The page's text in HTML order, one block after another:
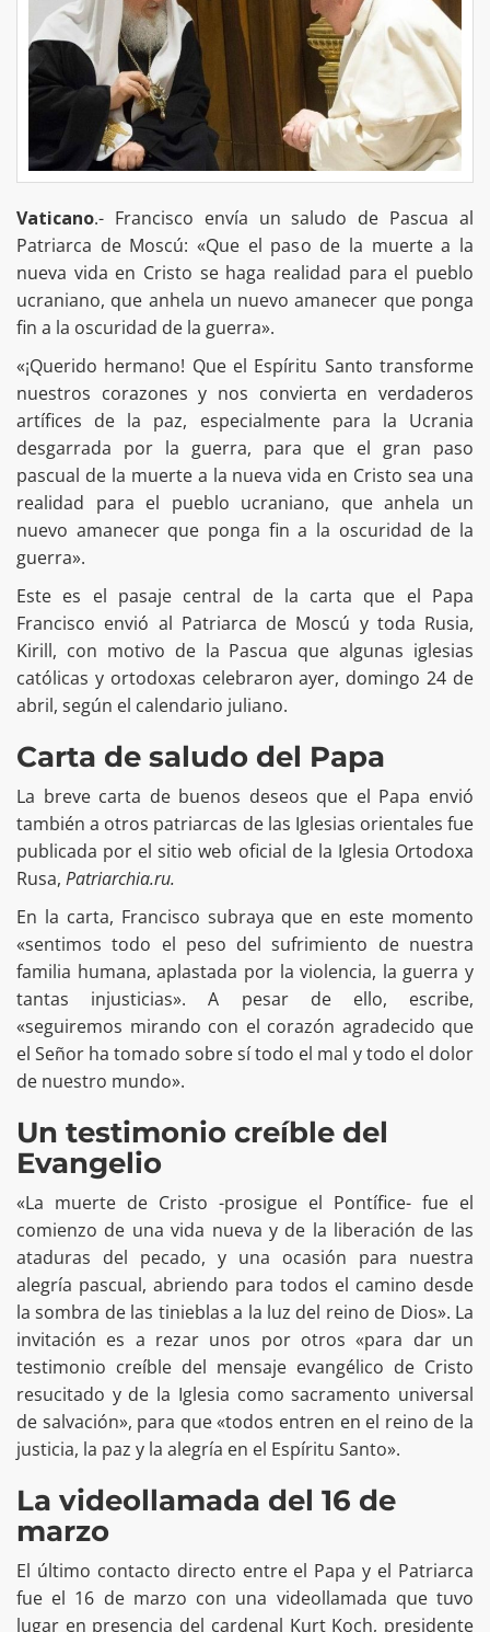
Vaticano.- Francisco envía un saludo de Pascua al
Patriarca de Moscú: «Que el paso de la muerte a la
nueva vida en Cristo se haga realidad para el pueblo
ucraniano, que anhela un nuevo amanecer que ponga
fin a la oscuridad de la guerra».
«¡Querido hermano! Que el Espíritu Santo transforme
nuestros corazones y nos convierta en verdaderos
artífices de la paz, especialmente para la Ucrania
desgarrada por la guerra, para que el gran paso
pascual de la muerte a la nueva vida en Cristo sea una
realidad para el pueblo ucraniano, que anhela un
nuevo amanecer que ponga fin a la oscuridad de la
guerra».
Este es el pasaje central de la carta que el Papa
Francisco envió al Patriarca de Moscú y toda Rusia,
Kirill, con motivo de la Pascua que algunas iglesias
católicas y ortodoxas celebraron ayer, domingo 24 de
abril, según el calendario juliano.
Carta de saludo del Papa
La breve carta de buenos deseos que el Papa envió
también a otros patriarcas de las Iglesias orientales fue
publicada por el sitio web oficial de la Iglesia Ortodoxa
Rusa, Patriarchia.ru.
En la carta, Francisco subraya que en este momento
«sentimos todo el peso del sufrimiento de nuestra
familia humana, aplastada por la violencia, la guerra y
tantas injusticias». A pesar de ello, escribe,
«seguiremos mirando con el corazón agradecido que
el Señor ha tomado sobre sí todo el mal y todo el dolor
de nuestro mundo».
Un testimonio creíble del
Evangelio
«La muerte de Cristo -prosigue el Pontífice- fue el
comienzo de una vida nueva y de la liberación de las
ataduras del pecado, y una ocasión para nuestra
alegría pascual, abriendo para todos el camino desde
la sombra de las tinieblas a la luz del reino de Dios». La
invitación es a rezar unos por otros «para dar un
testimonio creíble del mensaje evangélico de Cristo
resucitado y de la Iglesia como sacramento universal
de salvación», para que «todos entren en el reino de la
justicia, la paz y la alegría en el Espíritu Santo».
La videollamada del 16 de
marzo
El último contacto directo entre el Papa y el Patriarca
fue el 16 de marzo con una videollamada que tuvo
lugar en presencia del cardenal Kurt Koch, presidente